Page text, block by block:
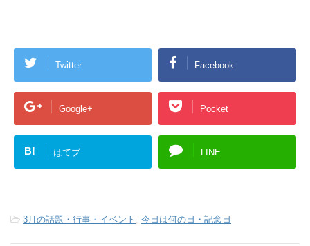
Twitter Facebook
Google+ Pocket
B! はてブ LINE
-3月の話題・行事・イベント , 今日は何の日・記念日